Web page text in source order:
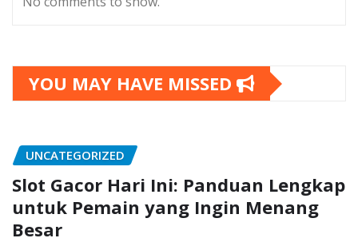
YOU MAY HAVE MISSED
UNCATEGORIZED
Slot Gacor Hari Ini: Panduan Lengkap
untuk Pemain yang Ingin Menang
Besar